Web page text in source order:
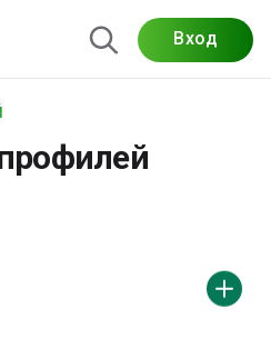
Вход